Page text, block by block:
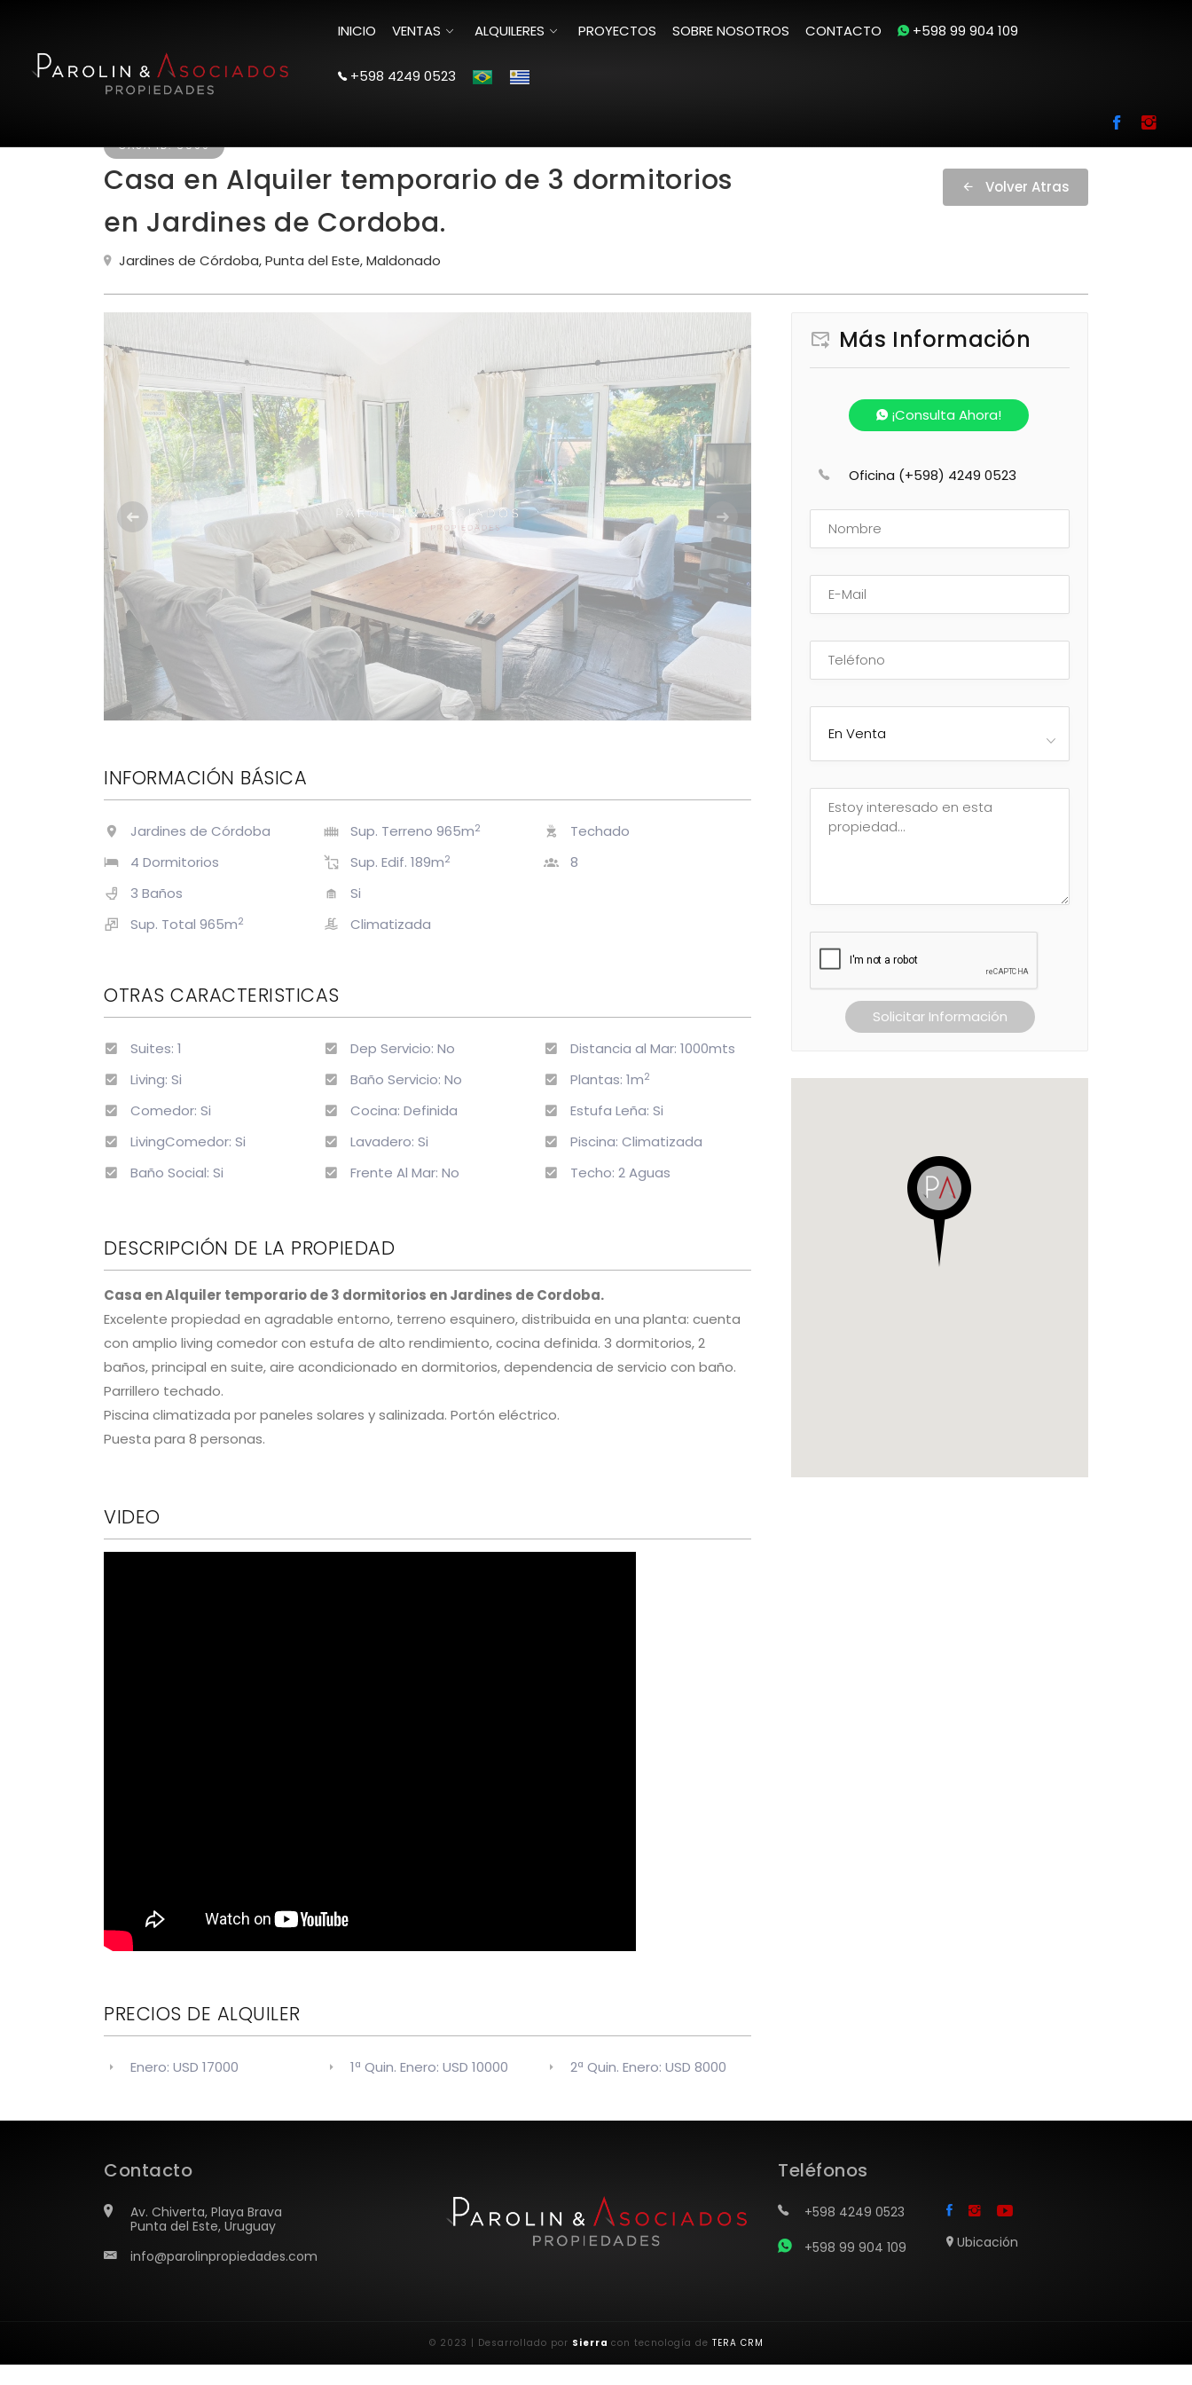
INICIO VENTAS ALQUILERES PROYECTOS SOBRE NOSOTROS CONTACTO +598 99 904 109
+598 4249 0523
CASA ID. 6099
Casa en Alquiler temporario de 3 dormitorios
en Jardines de Cordoba.
Jardines de Córdoba, Punta del Este, Maldonado
Volver Atras
Anterior Siguiente
INFORMACIÓN BÁSICA
Jardines de Córdoba
4 Dormitorios
3 Baños
Sup. Total 965m2
Sup. Terreno 965m2
Sup. Edif. 189m2
Si
Climatizada
Techado
8
OTRAS CARACTERISTICAS
Suites: 1
Living: Si
Comedor: Si
LivingComedor: Si
Baño Social: Si
Dep Servicio: No
Baño Servicio: No
Cocina: Definida
Lavadero: Si
Frente Al Mar: No
Distancia al Mar: 1000mts
Plantas: 1m2
Estufa Leña: Si
Piscina: Climatizada
Techo: 2 Aguas
DESCRIPCIÓN DE LA PROPIEDAD
Casa en Alquiler temporario de 3 dormitorios en Jardines de Cordoba.
Excelente propiedad en agradable entorno, terreno esquinero, distribuida en una planta: cuenta
con amplio living comedor con estufa de alto rendimiento, cocina definida. 3 dormitorios, 2
baños, principal en suite, aire acondicionado en dormitorios, dependencia de servicio con baño.
Parrillero techado.
Piscina climatizada por paneles solares y salinizada. Portón eléctrico.
Puesta para 8 personas.
VIDEO
PRECIOS DE ALQUILER
Enero: USD 17000 1ª Quin. Enero: USD 10000 2ª Quin. Enero: USD 8000
Más Información
¡Consulta Ahora!
Oficina (+598) 4249 0523
En Venta
Solicitar Información
Contacto
Av. Chiverta, Playa Brava
Punta del Este, Uruguay
info@parolinpropiedades.com
Teléfonos
+598 4249 0523
+598 99 904 109
Ubicación
© 2023 | Desarrollado por Sierra con tecnología de TERA CRM